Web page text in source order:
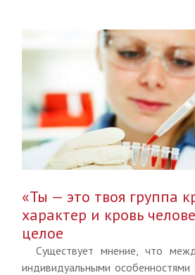
«Ты — это твоя группа
характер и кровь
целое
Существует мнение, что
индивидуальными особенностями